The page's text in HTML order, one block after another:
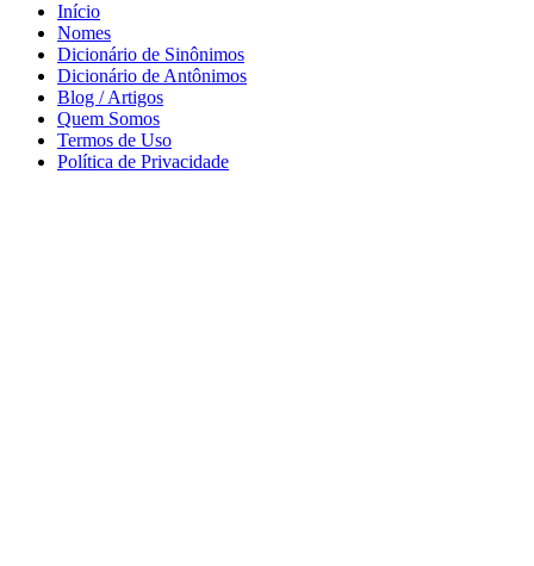
Início
Nomes
Dicionário de Sinônimos
Dicionário de Antônimos
Blog / Artigos
Quem Somos
Termos de Uso
Política de Privacidade